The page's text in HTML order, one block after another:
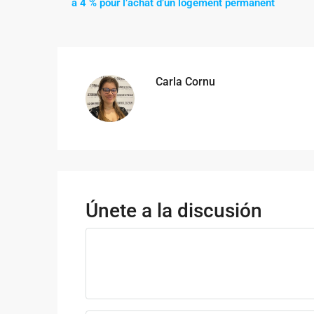
à 4 % pour l’achat d’un logement permanent
Carla Cornu
Únete a la discusión